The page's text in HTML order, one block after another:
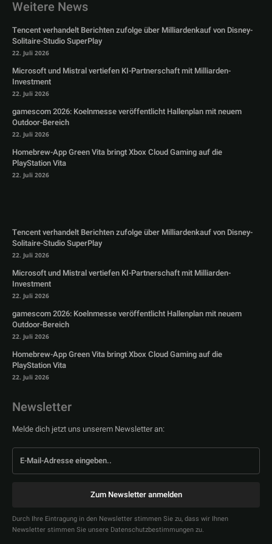
Weitere News
Tencent verhandelt Berichten zufolge über Milliardenkauf von Disney-
Solitaire-Studio SuperPlay
22. Juli 2026
Microsoft und Mistral vertiefen KI-Partnerschaft mit Milliarden-
Investment
22. Juli 2026
gamescom 2026: Koelnmesse veröffentlicht Hallenplan mit neuem
Outdoor-Bereich
22. Juli 2026
Homebrew-App Green Vita bringt Xbox Cloud Gaming auf die
PlayStation Vita
22. Juli 2026
Tencent verhandelt Berichten zufolge über Milliardenkauf von Disney-
Solitaire-Studio SuperPlay
22. Juli 2026
Microsoft und Mistral vertiefen KI-Partnerschaft mit Milliarden-
Investment
22. Juli 2026
gamescom 2026: Koelnmesse veröffentlicht Hallenplan mit neuem
Outdoor-Bereich
22. Juli 2026
Homebrew-App Green Vita bringt Xbox Cloud Gaming auf die
PlayStation Vita
22. Juli 2026
Newsletter
Melde dich jetzt uns unserem Newsletter an:
Zum Newsletter anmelden
Durch Ihre Eintragung in den Newsletter stimmen Sie zu, dass wir Ihnen
Newsletter stimmen Sie unsere Datenschutzbestimmungen zu.